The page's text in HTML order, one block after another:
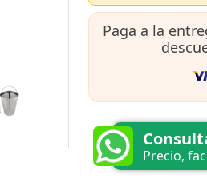
Paga a la
Precio,